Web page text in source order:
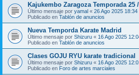
Kajukembo Zaragoza Temporada 25
Último mensaje por yamal « 26 Ago 2025 18:34
Publicado en Tablón de anuncios
Nueva Temporda Karate Madrid
Último mensaje por Shizuru « 16 Ago 2025
Publicado en Tablón de anuncios
Clases GOJU RYU karate tradicional
Último mensaje por Shizuru « 16 Ago 2025
Publicado en Foro de artes marciales